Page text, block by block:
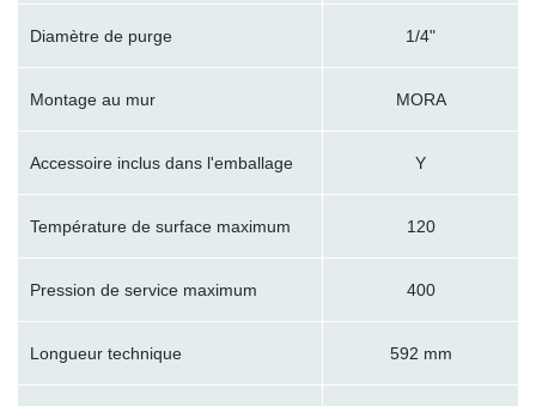
Diamètre de purge 1/4"
Montage au mur MORA
Accessoire inclus dans l'emballage Y
Température de surface maximum 120
Pression de service maximum 400
Longueur technique 592 mm